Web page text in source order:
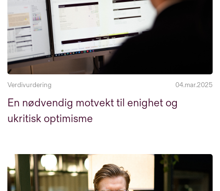
Verdivurdering 04.mar.2025
En nødvendig motvekt til enighet og
ukritisk optimisme